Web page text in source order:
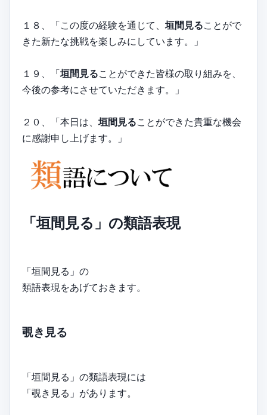
１８、「この度の経験を通じて、 垣間見ることがで
きた新たな挑戦を楽しみにしています。」
１９、「垣間見ることができた皆様の取り組みを、
今後の参考にさせていただきます。」
２０、「本日は、 垣間見ることができた貴重な機会
に感謝申し上げます。」
「垣間見る」の類語表現
「垣間見る」の
類語表現をあげておきます。
覗き見る
「垣間見る」の類語表現には
「覗き見る」があります。